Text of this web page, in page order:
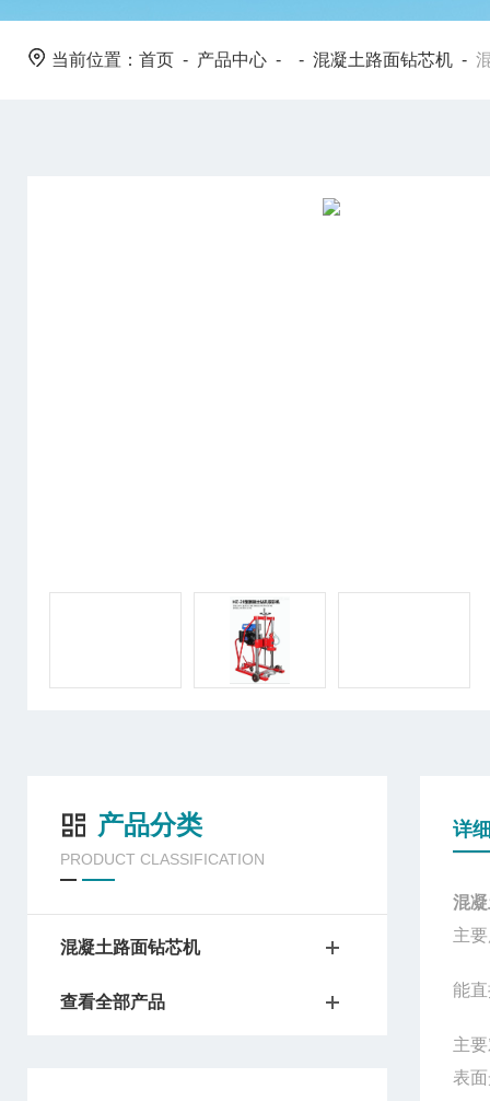
当前位置： 首页 - 产品中心 - - 混凝土路面钻芯机 -
产品分类
PRODUCT CLASSIFICATION
混凝土路面钻芯机
查看全部产品
详
混
主
能
主
表